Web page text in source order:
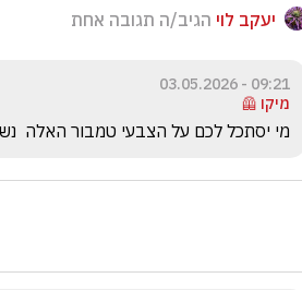
יעקב לוי הגיב/ה תגובה אחת
09:21 - 03.05.2026
מיקו 🦺
מי יסתכל לכם על הצבעי טמבור האלה